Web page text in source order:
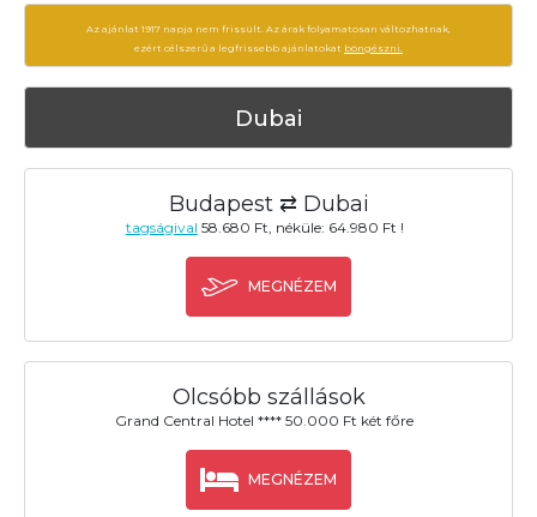
Az ajánlat 1917 napja nem frissült. Az árak folyamatosan változhatnak,
ezért célszerű a legfrissebb ajánlatokat böngészni.
Dubai
Budapest ⇄ Dubai
tagságival 58.680 Ft, néküle: 64.980 Ft !
MEGNÉZEM
Olcsóbb szállások
Grand Central Hotel **** 50.000 Ft két főre
MEGNÉZEM